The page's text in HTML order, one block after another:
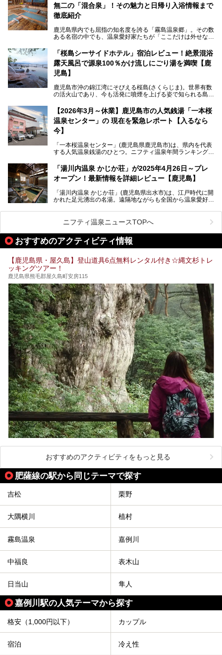
さらに、源泉100％かけ流しのツルツル美肌湯を堪能できる
点にも注目すべき。30年以上全国の温泉を巡った筆者の経
験上、穴場中の穴場と言っても決して過言ではありません。
今回は「ちくりん温泉」の家族風呂・大衆風呂・宿泊施設に
ついて、徹底レビューします！
無二の「混合泉」！その魅力と日帰り入浴情報まで
徹底紹介
鹿児島県内でも屈指の知名度を誇る「霧島温泉郷」。その数
ある名宿の中でも、温泉愛好家たちが「ここだけは外せな
山荘）」です。
最大の魅力は、ここでしか体験できない絶妙なバランスの
「自噴混合泉」。今回は、その極上の湯を心ゆくまで堪能す
べく宿泊し、実際に感じたお湯のちからと宿の魅力を詳しく
レポートします。
また、気軽に立ち寄りたい方のための「日帰り入浴情報」も
併せて解説。温泉マニアをも唸らせる“生きたお湯”の正体に
迫ります。
「桜島シーサイドホテル」宿泊レビュー！絶景混浴
露天風呂で源泉100％かけ流しにごり湯を満喫【鹿
児島】
鹿児島市沖の錦江湾にそびえる桜島(さくらじま)。世界有数
の活火山であり、今も活発に噴煙を上げる姿で知られる島で
ートホテル。最大の魅力が、錦江湾に面した絶景混浴露天風
呂でしょう。源泉100％かけ流しのにごり湯は、多くの温泉
ファンを魅了する存在です。
今回筆者自ら宿泊。桜島シーサイドホテルの“温泉”はじめ、
食事やアクセスなど詳細レビューします。
【2026年3月～休業】鹿児島市の人気銭湯「一本桜
温泉センター」の 現在を緊急レポート【入るなら
今】
「一本桜温泉センター」(鹿児島県鹿児島市)は、県内を代表
する人気温泉銭湯のひとつ。ニフティ温泉年間ランキング2
営業なので、就寝前の入浴や寝起き一番の朝湯など利便性が
抜群！ 多くの常連客やファンでいつも賑わっています。し
かし建物の老朽化に伴い、2026年2月28日24時をもって休
は約2年後を予定しています。
「湯川内温泉 かじか荘」が2025年4月26日～プレ
オープン！最新情報を詳細レビュー【鹿児島】
「湯川内温泉 かじか荘」(鹿児島県出水市)は、江戸時代に開
かれた足元湧出の名湯。遠隔地ながらも全国から温泉愛好家
いえる存在です。2023年にいったん閉館しましたが、その
後経営が変わり、復旧作業を実施。2025年4月26日に日帰
り入浴施設としてプレオープンしました。
乗り込みましたが、今回もオープン前日から初日にかけて現
地訪問。リニューアルした浴室・最新情報を中心に、以前と
の相違点や注意事項などを詳細レビューします。
ニフティ温泉ニュースTOPへ
おすすめのアクティビティ情報
【鹿児島県・屋久島】登山道具6点無料レンタル付き☆縄文杉トレ
ッキングツアー！
鹿児島県熊毛郡屋久島町安房115
おすすめのアクティビティをもっと見る
肥薩線の駅から同じテーマで探す
吉松 栗野
大隅横川 植村
霧島温泉 嘉例川
中福良 表木山
日当山 隼人
嘉例川駅の人気テーマから探す
格安（1,000円以下） カップル
宿泊 冷え性